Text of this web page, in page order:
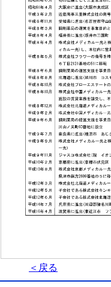
＜戻る